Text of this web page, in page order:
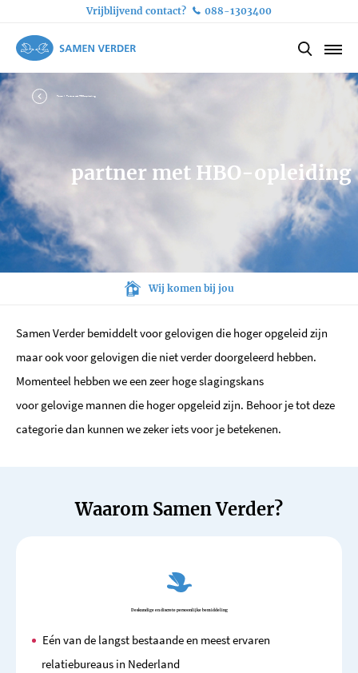
Vrijblijvend contact? 088-1303400
Home Partner met HBO-opleiding
partner met HBO-opleiding
Deskundige en discrete persoonlijke bemiddeling
Wij komen bij jou
Wij bemiddelen voor alle gezindten
Slagingspercentage van meer dan 70%
Samen Verder bemiddelt voor gelovigen die hoger opgeleid zijn
maar ook voor gelovigen die niet verder doorgeleerd hebben.
Momenteel hebben we een zeer hoge slagingskans
voor gelovige mannen die hoger opgeleid zijn. Behoor je tot deze
categorie dan kunnen we zeker iets voor je betekenen.
Waarom Samen Verder?
Deskundige en discrete persoonlijke bemiddeling
Eén van de langst bestaande en meest ervaren
relatiebureaus in Nederland